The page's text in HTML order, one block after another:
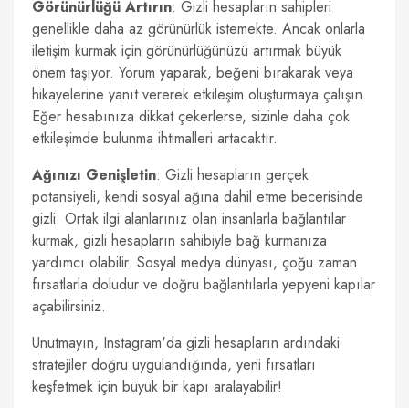
Görünürlüğü Artırın: Gizli hesapların sahipleri
genellikle daha az görünürlük istemekte. Ancak onlarla
iletişim kurmak için görünürlüğünüzü artırmak büyük
önem taşıyor. Yorum yaparak, beğeni bırakarak veya
hikayelerine yanıt vererek etkileşim oluşturmaya çalışın.
Eğer hesabınıza dikkat çekerlerse, sizinle daha çok
etkileşimde bulunma ihtimalleri artacaktır.
Ağınızı Genişletin: Gizli hesapların gerçek
potansiyeli, kendi sosyal ağına dahil etme becerisinde
gizli. Ortak ilgi alanlarınız olan insanlarla bağlantılar
kurmak, gizli hesapların sahibiyle bağ kurmanıza
yardımcı olabilir. Sosyal medya dünyası, çoğu zaman
fırsatlarla doludur ve doğru bağlantılarla yepyeni kapılar
açabilirsiniz.
Unutmayın, Instagram'da gizli hesapların ardındaki
stratejiler doğru uygulandığında, yeni fırsatları
keşfetmek için büyük bir kapı aralayabilir!